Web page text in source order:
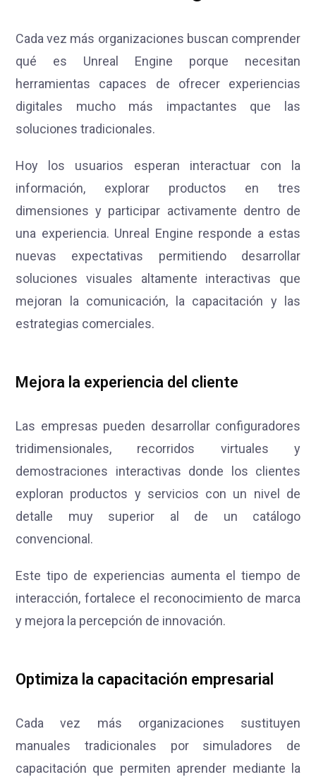
Cada vez más organizaciones buscan comprender
qué es Unreal Engine porque necesitan
herramientas capaces de ofrecer experiencias
digitales mucho más impactantes que las
soluciones tradicionales.
Hoy los usuarios esperan interactuar con la
información, explorar productos en tres
dimensiones y participar activamente dentro de
una experiencia. Unreal Engine responde a estas
nuevas expectativas permitiendo desarrollar
soluciones visuales altamente interactivas que
mejoran la comunicación, la capacitación y las
estrategias comerciales.
Mejora la experiencia del cliente
Las empresas pueden desarrollar configuradores
tridimensionales, recorridos virtuales y
demostraciones interactivas donde los clientes
exploran productos y servicios con un nivel de
detalle muy superior al de un catálogo
convencional.
Este tipo de experiencias aumenta el tiempo de
interacción, fortalece el reconocimiento de marca
y mejora la percepción de innovación.
Optimiza la capacitación empresarial
Cada vez más organizaciones sustituyen
manuales tradicionales por simuladores de
capacitación que permiten aprender mediante la